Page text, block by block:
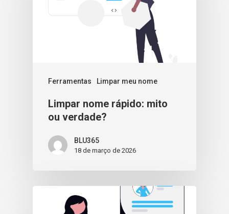
Ferramentas Limpar meu nome
Limpar nome rápido: mito
ou verdade?
BLU365
18 de março de 2026